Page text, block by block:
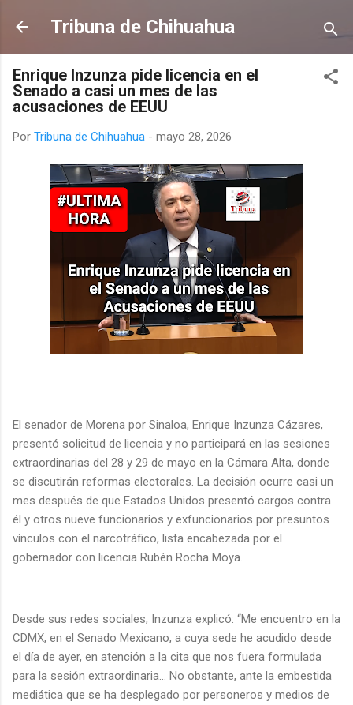
Ir al contenido principal
Tribuna de Chihuahua
Enrique Inzunza pide licencia en el
Senado a casi un mes de las
acusaciones de EEUU
Por Tribuna de Chihuahua - mayo 28, 2026
El senador de Morena por Sinaloa, Enrique Inzunza Cázares,
presentó solicitud de licencia y no participará en las sesiones
extraordinarias del 28 y 29 de mayo en la Cámara Alta, donde
se discutirán reformas electorales. La decisión ocurre casi un
mes después de que Estados Unidos presentó cargos contra
él y otros nueve funcionarios y exfuncionarios por presuntos
vínculos con el narcotráfico, lista encabezada por el
gobernador con licencia Rubén Rocha Moya.
Desde sus redes sociales, Inzunza explicó: “Me encuentro en la
CDMX, en el Senado Mexicano, a cuya sede he acudido desde
el día de ayer, en atención a la cita que nos fuera formulada
para la sesión extraordinaria… No obstante, ante la embestida
mediática que se ha desplegado por personeros y medios de